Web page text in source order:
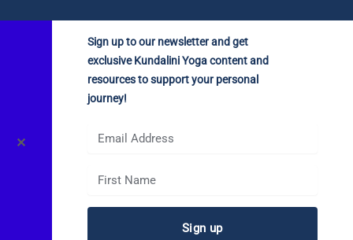
✕
Sign up to our newsletter and get
exclusive Kundalini Yoga content and
resources to support your personal
journey!
Sign up